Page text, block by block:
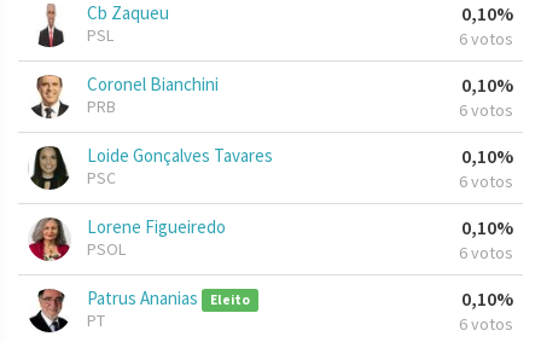
Cb Zaqueu
PSL
0,10%
6 votos
Coronel Bianchini
PRB
0,10%
6 votos
Loide Gonçalves Tavares
PSC
0,10%
6 votos
Lorene Figueiredo
PSOL
0,10%
6 votos
Patrus Ananias Eleito
PT
0,10%
6 votos